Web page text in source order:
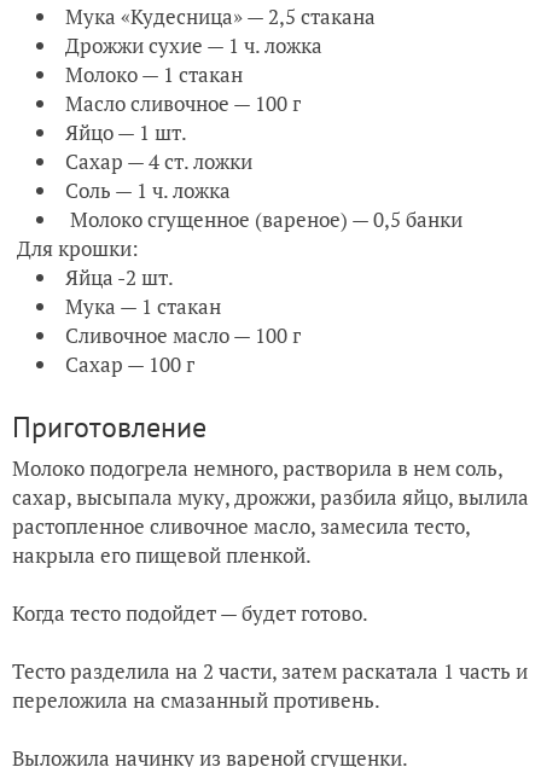
Мука «Кудесница» — 2,5 стакана
Дрожжи сухие — 1 ч. ложка
Молоко — 1 стакан
Масло сливочное — 100 г
Яйцо — 1 шт.
Сахар — 4 ст. ложки
Соль — 1 ч. ложка
Молоко сгущенное (вареное) — 0,5 банки
Для крошки:
Яйца -2 шт.
Мука — 1 стакан
Сливочное масло — 100 г
Сахар — 100 г
Приготовление
Молоко подогрела немного, растворила в нем соль,
сахар, высыпала муку, дрожжи, разбила яйцо, вылила
растопленное сливочное масло, замесила тесто,
накрыла его пищевой пленкой.
Когда тесто подойдет — будет готово.
Тесто разделила на 2 части, затем раскатала 1 часть и
переложила на смазанный противень.
Выложила начинку из вареной сгущенки.